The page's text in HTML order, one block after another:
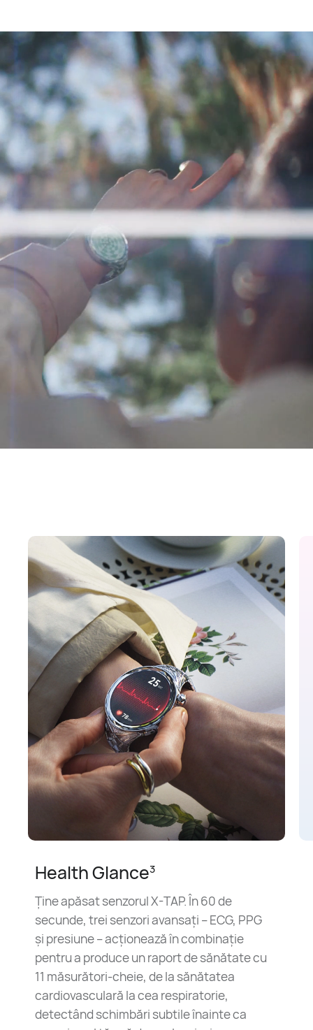
Health Glance3
Ține apăsat senzorul X-TAP. În 60 de
secunde, trei senzori avansați – ECG, PPG
și presiune – acționează în combinație
pentru a produce un raport de sănătate cu
11 măsurători-cheie, de la sănătatea
cardiovasculară la cea respiratorie,
detectând schimbări subtile înainte ca